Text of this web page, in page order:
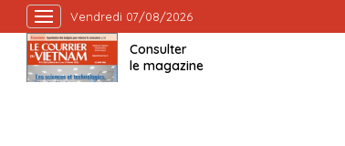
Vendredi 07/08/2026
Consulter
le magazine